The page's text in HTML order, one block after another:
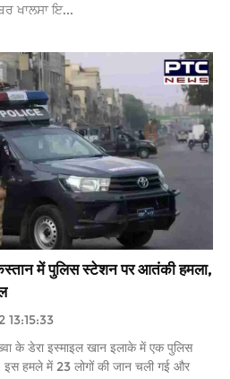
ਖਾਲਸਾ ਇ...
में पुलिस स्टेशन पर आतंकी हमला,
13:15:33
के डेरा इस्माइल खान इलाके में एक पुलिस
हमले में 23 लोगों की जान चली गई और